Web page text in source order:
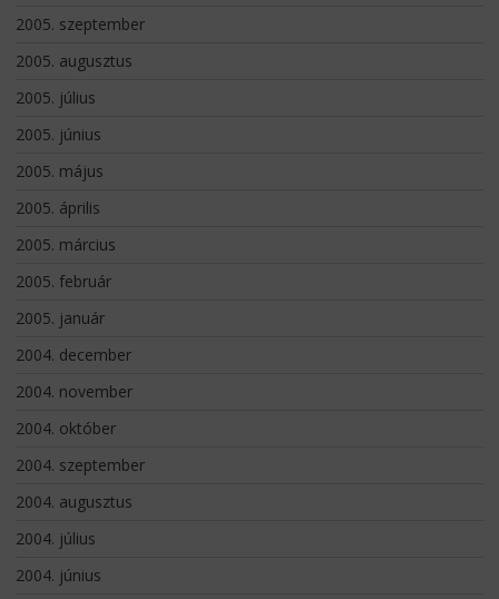
2005. szeptember
2005. augusztus
2005. július
2005. június
2005. május
2005. április
2005. március
2005. február
2005. január
2004. december
2004. november
2004. október
2004. szeptember
2004. augusztus
2004. július
2004. június